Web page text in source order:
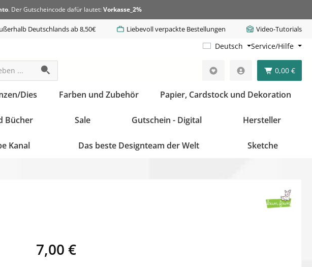
. Der Gutscheincode dafür lautet: Vorkasse_2%
Deutschlands ab 8,50€ Liebevoll verpackte Bestellungen Video-Tutorials
Deutsch Service/Hilfe
0,00 €
Dies Farben und Zubehör Papier, Cardstock und Dekoration
Bücher Sale Gutschein - Digital Hersteller
Kanal Das beste Designteam der Welt Sketche
7,00 €